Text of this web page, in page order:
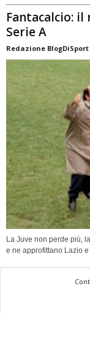
Fantacalcio:
Serie A
Redazione BlogDiSport
La Juve non perde più,
e ne approfittano Lazio